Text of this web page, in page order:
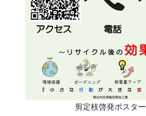
剪定枝啓発ポスター